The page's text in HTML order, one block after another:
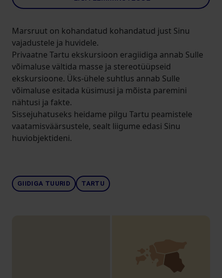
Marsruut on kohandatud kohandatud just Sinu
vajadustele ja huvidele.
Privaatne Tartu ekskursioon eragiidiga annab Sulle
võimaluse vältida masse ja stereotüüpseid
ekskursioone. Üks-ühele suhtlus annab Sulle
võimaluse esitada küsimusi ja mõista paremini
nähtusi ja fakte.
Sissejuhatuseks heidame pilgu Tartu peamistele
vaatamisväärsustele, sealt liigume edasi Sinu
huviobjektideni.
GIIDIGA TUURID TARTU